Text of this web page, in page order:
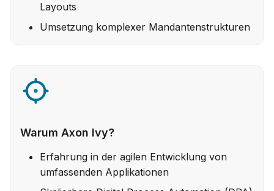
Layouts
Umsetzung komplexer Mandantenstrukturen
Warum Axon Ivy?
Erfahrung in der agilen Entwicklung von
umfassenden Applikationen